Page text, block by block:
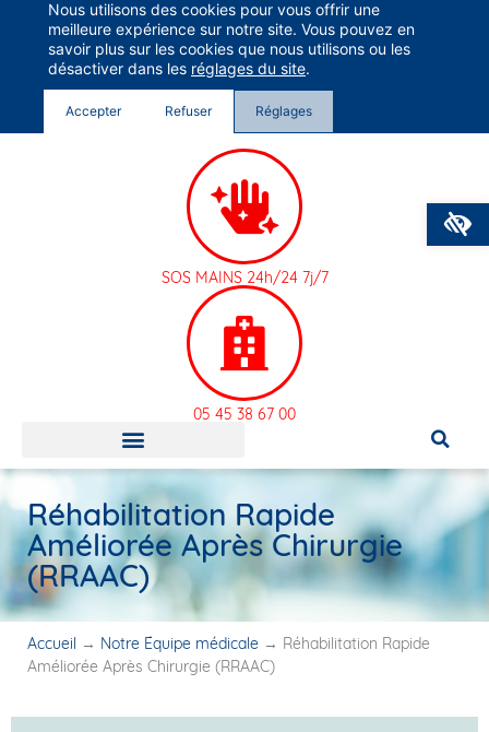
Groupe Vivalto Santé
Entre nous, la vie
SOS MAINS 24h/24 7j/7
05 45 38 67 00
Réhabilitation Rapide
Améliorée Après Chirurgie
(RRAAC)
Accueil → Notre Équipe médicale → Réhabilitation Rapide
Améliorée Après Chirurgie (RRAAC)
Nous utilisons des cookies pour vous offrir une
meilleure expérience sur notre site. Vous pouvez en
savoir plus sur les cookies que nous utilisons ou les
désactiver dans les réglages du site.
Accepter Refuser Réglages